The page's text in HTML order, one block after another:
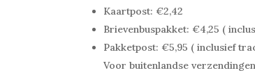
Kaartpost: €2,42
Brievenbuspakket: €4,25 (
Pakketpost: €5,95 ( inclusief
Voor buitenlandse